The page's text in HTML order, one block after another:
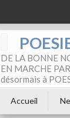
DE LA BONNE
EN MARCHE
désormais à
Accueil